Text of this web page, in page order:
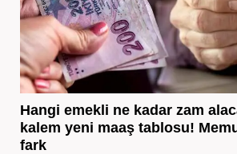
Hangi emekli ne kadar zam
kalem yeni maaş tablosu!
fark